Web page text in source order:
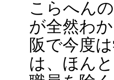
こらへん
が全然わ
阪で今度
は、ほん